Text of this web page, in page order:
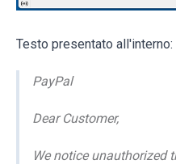
Testo presentato all'interno:
PayPal
Dear Customer,
We notice unauthorized